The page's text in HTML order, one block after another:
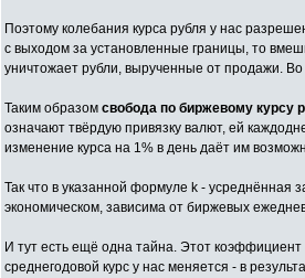
Поэтому колебания курса рубля у нас
с выходом за установленные границы, то
уничтожает рубли, вырученные от продажи.
Таким образом свобода по биржевому курсу
означают твёрдую привязку валют, ей
изменение курса на 1% в день даёт им
Так что в указанной формуле k - усреднённая
экономическом, зависима от биржевых
И тут есть ещё одна тайна. Этот
среднегодовой курс у нас меняется - в